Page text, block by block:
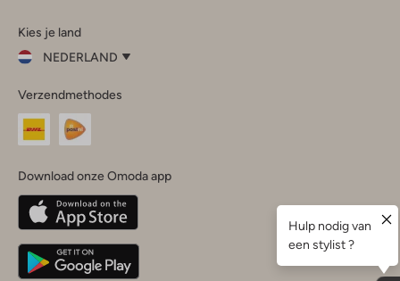
InstagramFacebook
Kies je land
NEDERLAND
je
land
Nederland
Belgique(Français)
Deutschland
Verzendmethodes
Download onze Omoda app